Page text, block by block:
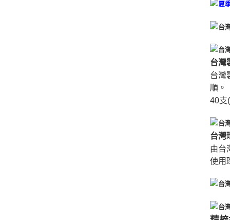
台灣
台灣
順。
40支
台灣
由台
使用